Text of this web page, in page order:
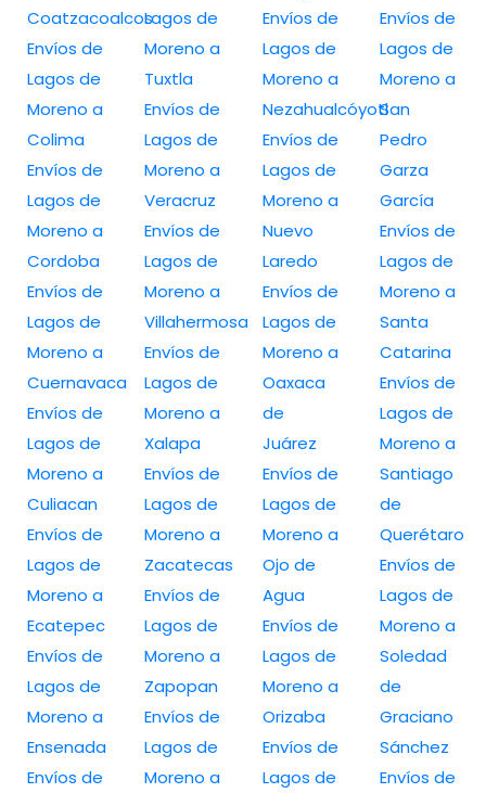
Coatzacoalcos
Envíos de
Lagos de
Moreno a
Colima
Envíos de
Lagos de
Moreno a
Cordoba
Envíos de
Lagos de
Moreno a
Cuernavaca
Envíos de
Lagos de
Moreno a
Culiacan
Envíos de
Lagos de
Moreno a
Ecatepec
Envíos de
Lagos de
Moreno a
Ensenada
Envíos de
Lagos de
Moreno a
Tuxtla
Envíos de
Lagos de
Moreno a
Veracruz
Envíos de
Lagos de
Moreno a
Villahermosa
Envíos de
Lagos de
Moreno a
Xalapa
Envíos de
Lagos de
Moreno a
Zacatecas
Envíos de
Lagos de
Moreno a
Zapopan
Envíos de
Lagos de
Moreno a
Envíos de
Lagos de
Moreno a
Nezahualcóyotl
Envíos de
Lagos de
Moreno a
Nuevo
Laredo
Envíos de
Lagos de
Moreno a
Oaxaca
de
Juárez
Envíos de
Lagos de
Moreno a
Ojo de
Agua
Envíos de
Lagos de
Moreno a
Orizaba
Envíos de
Lagos de
Envíos de
Lagos de
Moreno a
San
Pedro
Garza
García
Envíos de
Lagos de
Moreno a
Santa
Catarina
Envíos de
Lagos de
Moreno a
Santiago
de
Querétaro
Envíos de
Lagos de
Moreno a
Soledad
de
Graciano
Sánchez
Envíos de